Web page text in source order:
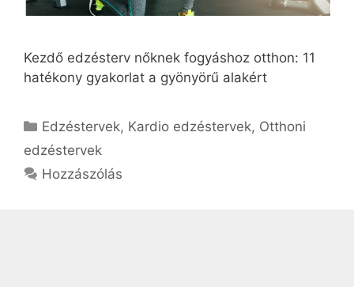
Kezdő edzésterv nőknek fogyáshoz otthon: 11
hatékony gyakorlat a gyönyörű alakért
Kategória
Edzéstervek, Kardio edzéstervek, Otthoni
edzéstervek
Hozzászólás